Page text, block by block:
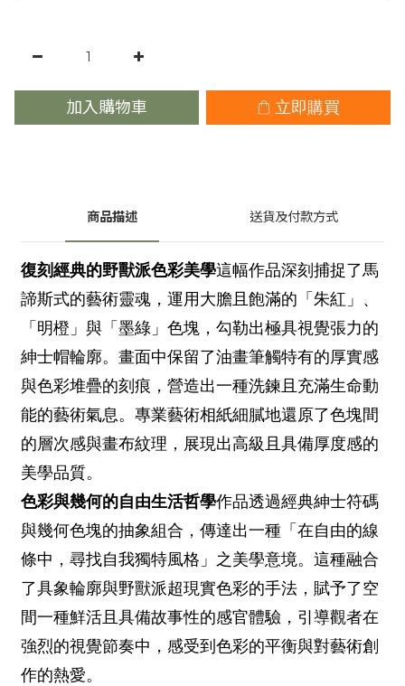
加入購物車 立即購買
商品描述 送貨及付款方式
復刻經典的野獸派色彩美學這幅作品深刻捕捉了馬
諦斯式的藝術靈魂，運用大膽且飽滿的「朱紅」、
「明橙」與「墨綠」色塊，勾勒出極具視覺張力的
紳士帽輪廓。畫面中保留了油畫筆觸特有的厚實感
與色彩堆疊的刻痕，營造出一種洗鍊且充滿生命動
能的藝術氣息。專業藝術相紙細膩地還原了色塊間
的層次感與畫布紋理，展現出高級且具備厚度感的
美學品質。
色彩與幾何的自由生活哲學作品透過經典紳士符碼
與幾何色塊的抽象組合，傳達出一種「在自由的線
條中，尋找自我獨特風格」之美學意境。這種融合
了具象輪廓與野獸派超現實色彩的手法，賦予了空
間一種鮮活且具備故事性的感官體驗，引導觀者在
強烈的視覺節奏中，感受到色彩的平衡與對藝術創
作的熱愛。